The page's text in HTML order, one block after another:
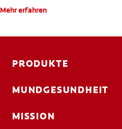
Mehr erfahren
PRODUKTE
MUNDGESUNDHEIT
MISSION